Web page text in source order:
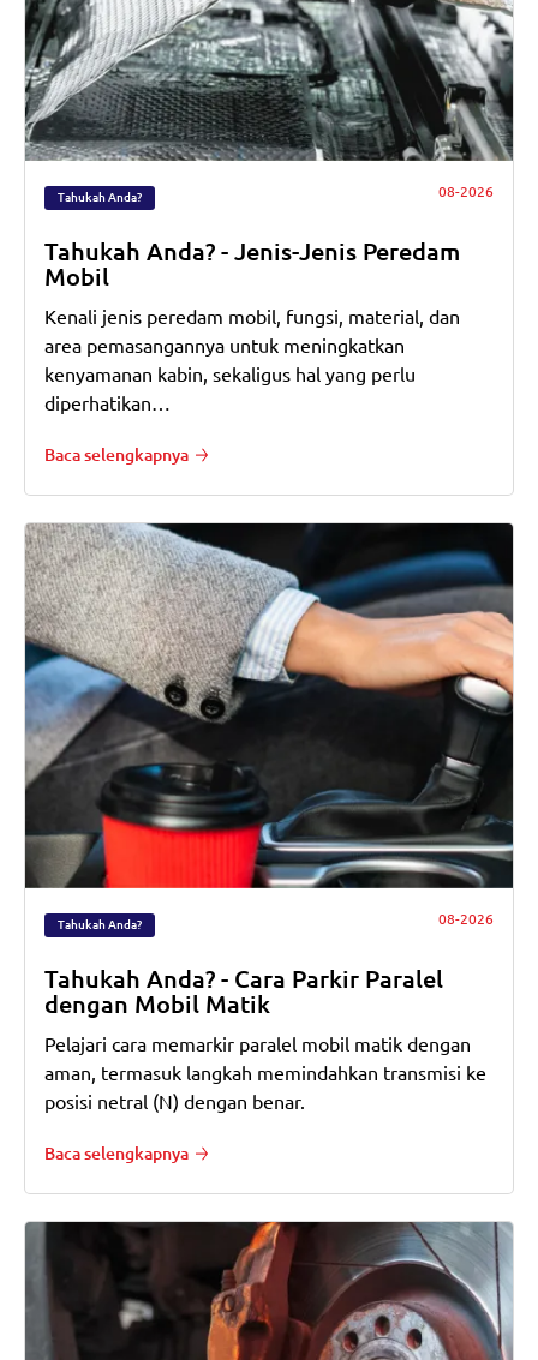
Tahukah Anda? 08-2026
Tahukah Anda? - Jenis-Jenis Peredam
Mobil
Kenali jenis peredam mobil, fungsi, material, dan
area pemasangannya untuk meningkatkan
kenyamanan kabin, sekaligus hal yang perlu
diperhatikan…
Baca selengkapnya
Tahukah Anda? 08-2026
Tahukah Anda? - Cara Parkir Paralel
dengan Mobil Matik
Pelajari cara memarkir paralel mobil matik dengan
aman, termasuk langkah memindahkan transmisi ke
posisi netral (N) dengan benar.
Baca selengkapnya